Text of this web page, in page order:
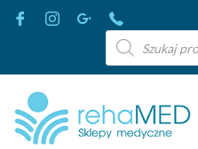
Wyszukiwarka
produktów